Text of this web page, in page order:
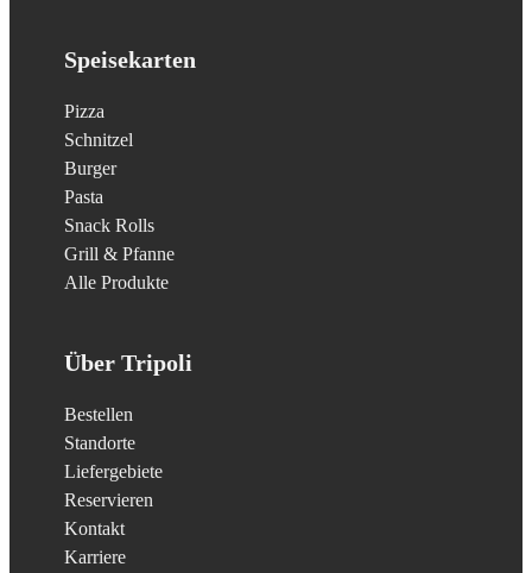
Speisekarten
Pizza
Schnitzel
Burger
Pasta
Snack Rolls
Grill & Pfanne
Alle Produkte
Über Tripoli
Bestellen
Standorte
Liefergebiete
Reservieren
Kontakt
Karriere